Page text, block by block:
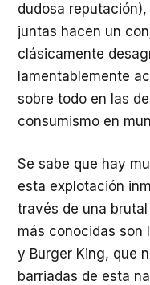
dudosa
juntas hacen un
clásicamente
lamentablemente
sobre todo en las
consumismo en
Se sabe que hay
esta explotación
través de una
más conocidas son
y Burger King, que
barriadas de esta